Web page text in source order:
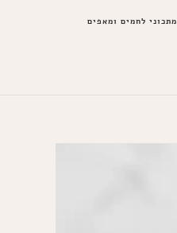
מתכוני לחמים ומאפים